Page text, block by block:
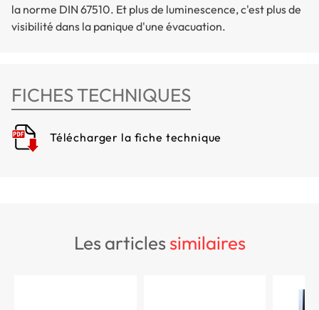
la norme DIN 67510. Et plus de luminescence, c'est plus de
visibilité dans la panique d'une évacuation.
FICHES TECHNIQUES
Télécharger la fiche technique
les articlessimilaires